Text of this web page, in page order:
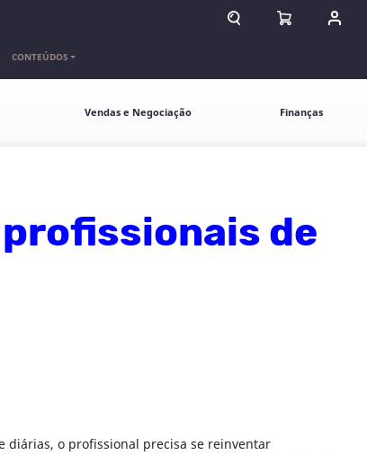
ABRIR CAMPO DE
ABRIR
CONTEÚDOS
Vendas e Negociação Finanças
de
diárias, o profissional precisa se reinventar